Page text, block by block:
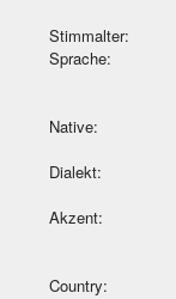
Stimmalter:
Sprache:
Native:
Dialekt:
Akzent:
Country: